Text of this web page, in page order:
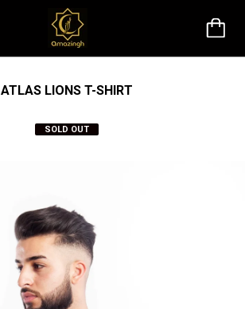
ATLAS LIONS T-SHIRT
SOLD OUT